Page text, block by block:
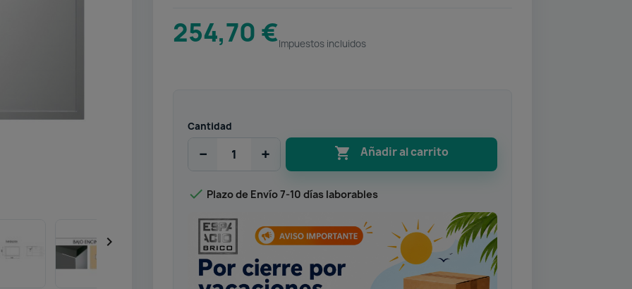

254,70 €Impuestos incluidos
Cantidad
− +  Añadir al carrito
 Plazo de Envío 7-10 días laborables